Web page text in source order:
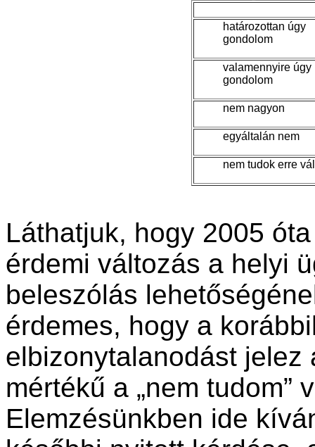
határozottan úgy
gondolom
valamennyire úgy
gondolom
nem nagyon
egyáltalán nem
nem tudok erre
Láthatjuk, hogy 2005
érdemi változás a helyi
beleszólás
érdemes, hogy a
elbizonytalanodást
mértékű a „nem tudom”
Elemzésünkben ide